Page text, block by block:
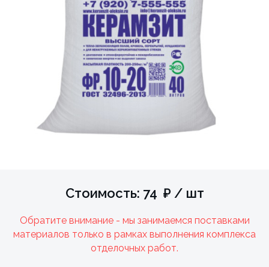
Стоимость: 74 ₽ / шт
Обратите внимание - мы занимаемся поставками
материалов только в рамках выполнения комплекса
отделочных работ.